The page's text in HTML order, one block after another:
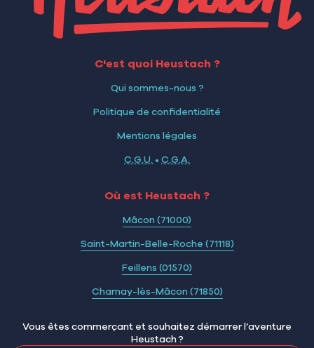
C'est quoi Heustach ?
Qui sommes-nous ?
Politique de confidentialité
Mentions légales
C.G.U. • C.G.A.
Où est Heustach ?
Mâcon (71000)
Saint-Martin-Belle-Roche (71118)
Feillens (01570)
Charnay-lès-Mâcon (71850)
Vous êtes commerçant et souhaitez démarrer l’aventure
Heustach ?